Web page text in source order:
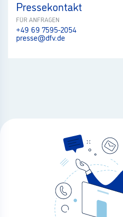
Pressekontakt
FÜR ANFRAGEN
+49 69 7595-2054
presse@dfv.de